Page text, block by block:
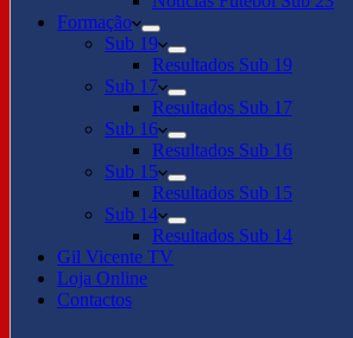
Formação
Sub 19
Resultados Sub 19
Sub 17
Resultados Sub 17
Sub 16
Resultados Sub 16
Sub 15
Resultados Sub 15
Sub 14
Resultados Sub 14
Gil Vicente TV
Loja Online
Contactos